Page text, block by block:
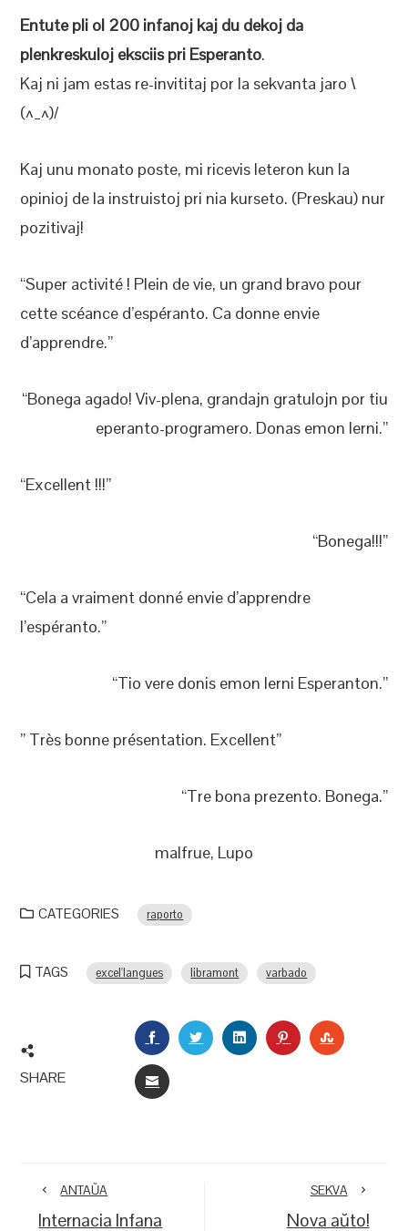
Entute pli ol 200 infanoj kaj du dekoj da
plenkreskuloj eksciis pri Esperanto.
Kaj ni jam estas re-invititaj por la sekvanta jaro \
(^_^)/
Kaj unu monato poste, mi ricevis leteron kun la
opinioj de la instruistoj pri nia kurseto. (Preskau) nur
pozitivaj!
“Super activité ! Plein de vie, un grand bravo pour
cette scéance d’espéranto. Ca donne envie
d’apprendre.”
“Bonega agado! Viv-plena, grandajn gratulojn por tiu
eperanto-programero. Donas emon lerni.”
“Excellent !!!”
“Bonega!!!”
“Cela a vraiment donné envie d’apprendre
l’espéranto.”
“Tio vere donis emon lerni Esperanton.”
” Très bonne présentation. Excellent”
“Tre bona prezento. Bonega.”
malfrue, Lupo
CATEGORIES raporto
TAGS excel'langues libramont varbado
SHARE
FACEBOOKTWITTERLINKEDINPINTEREST
EMAIL
ANTAŬA
Internacia Infana
SEKVA
Nova aŭto!